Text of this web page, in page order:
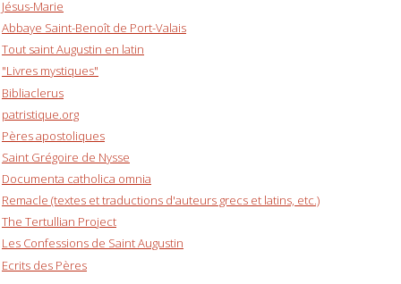
Jésus-Marie
Abbaye Saint-Benoît de Port-Valais
Tout saint Augustin en latin
"Livres mystiques"
Bibliaclerus
patristique.org
Pères apostoliques
Saint Grégoire de Nysse
Documenta catholica omnia
Remacle (textes et traductions d'auteurs grecs et latins, etc.)
The Tertullian Project
Les Confessions de Saint Augustin
Ecrits des Pères